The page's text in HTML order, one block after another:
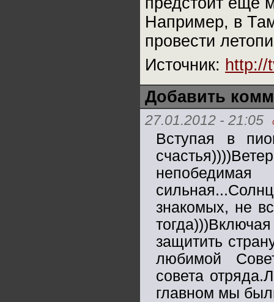
Например, в
провести
Источник: http://
Добавить
27.01.2012 - 21:05
Вступая в
знакомых, не
защитить
любимой
совета
главном мы